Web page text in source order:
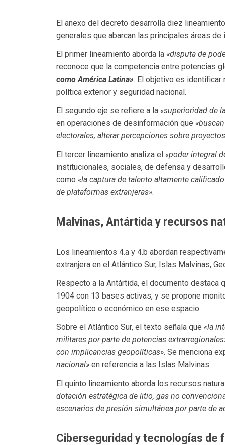
El anexo del decreto desarrolla diez
generales que abarcan las principales áreas
El primer lineamiento aborda la «disputa de
reconoce que la competencia entre potencias
como América Latina». El objetivo es identificar
política exterior y seguridad nacional.
El segundo eje se refiere a la «superioridad de
en operaciones de desinformación que
electorales, alterar percepciones sobre
El tercer lineamiento analiza el «poder integral
institucionales, sociales, de defensa y
como «la captura de talento altamente
de plataformas extranjeras».
Malvinas, Antártida y recursos
Los lineamientos 4.a y 4.b abordan
extranjera en el Atlántico Sur, Islas Malvinas,
Respecto a la Antártida, el documento destaca
1904 con 13 bases activas, y se propone
geopolítico o económico en ese espacio.
Sobre el Atlántico Sur, el texto señala que «la
militares por parte de potencias
con implicancias geopolíticas». Se menciona
nacional» en referencia a las Islas Malvinas.
El quinto lineamiento aborda los recursos
dotación estratégica de litio, gas no
escenarios de presión simultánea por parte de
Ciberseguridad y tecnologías de